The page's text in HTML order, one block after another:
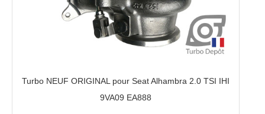
Turbo NEUF ORIGINAL pour Seat Alhambra 2.0 TSI IHI
9VA09 EA888